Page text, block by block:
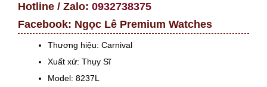
Hotline / Zalo: 0932738375
Facebook: Ngọc Lê Premium Watches
Thương hiệu: Carnival
Xuất xứ: Thụy Sĩ
Model: 8237L